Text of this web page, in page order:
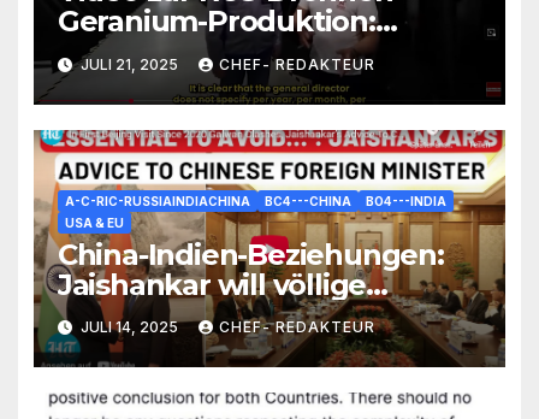
Geranium-Produktion:
Interessante Zahlen und
Fakten
JULI 21, 2025 CHEF- REDAKTEUR
A-C-RIC-RUSSIAINDIACHINA BC4---CHINA
BO4---INDIA
USA & EU
China-Indien-Beziehungen:
Jaishankar will völlige
Normalisierung und enge
Zusammenarbeit
JULI 14, 2025 CHEF- REDAKTEUR